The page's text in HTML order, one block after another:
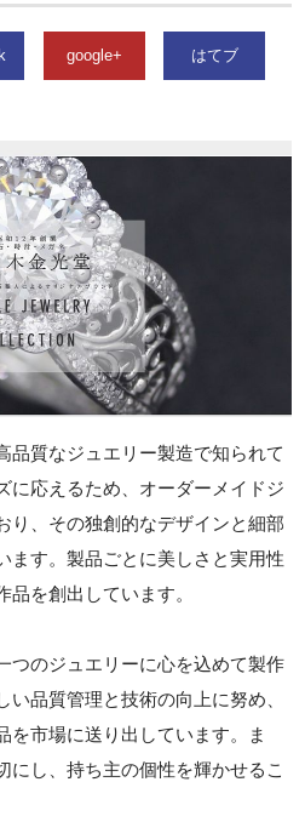
google+ はてブ
品質なジュエリー製造で知られて
に応えるため、オーダーメイドジ
り、その独創的なデザインと細部
ます。製品ごとに美しさと実用性
品を創出しています。
つのジュエリーに心を込めて製作
い品質管理と技術の向上に努め、
を市場に送り出しています。ま
にし、持ち主の個性を輝かせるこ